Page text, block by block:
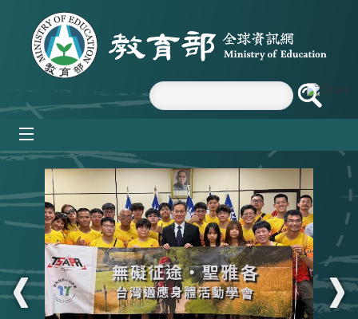
跳到主要內容區塊
:::